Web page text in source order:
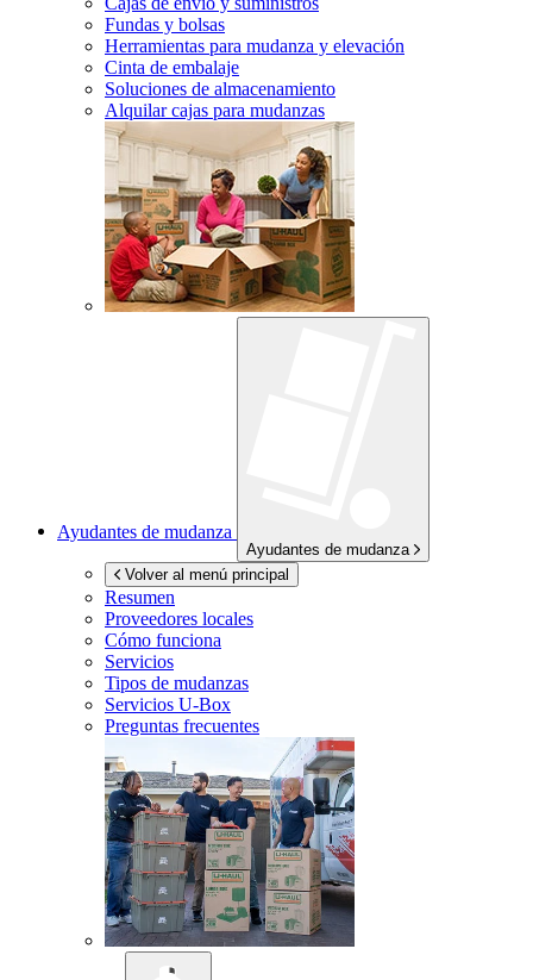
Fundas y bolsas
Herramientas para mudanza y elevación
Cinta de embalaje
Soluciones de almacenamiento
Alquilar cajas para mudanzas
Ayudantes de mudanza
Ayudantes de mudanza
Volver al menú principal
Resumen
Proveedores locales
Cómo funciona
Servicios
Tipos de mudanzas
Servicios U-Box
Preguntas frecuentes